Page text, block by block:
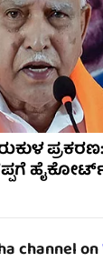
channel on